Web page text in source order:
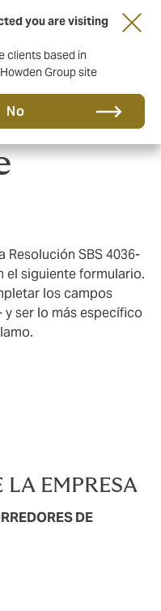
you are visiting
clients based in
Group site
No
de Reclamos
Resolución SBS 4036-
el siguiente formulario.
los campos
ser lo más específico
LA EMPRESA
DE